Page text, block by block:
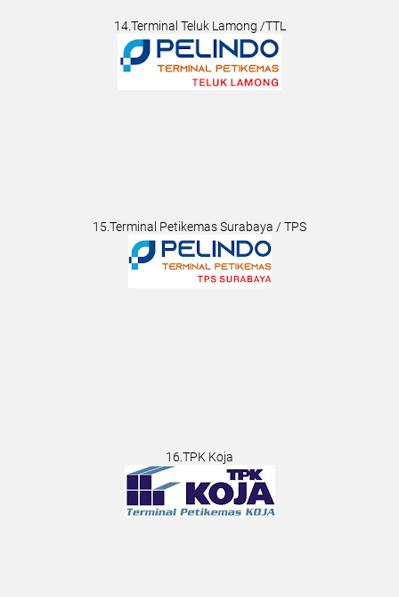
14.Terminal Teluk Lamong /TTL
15.Terminal Petikemas Surabaya / TPS
16.TPK Koja